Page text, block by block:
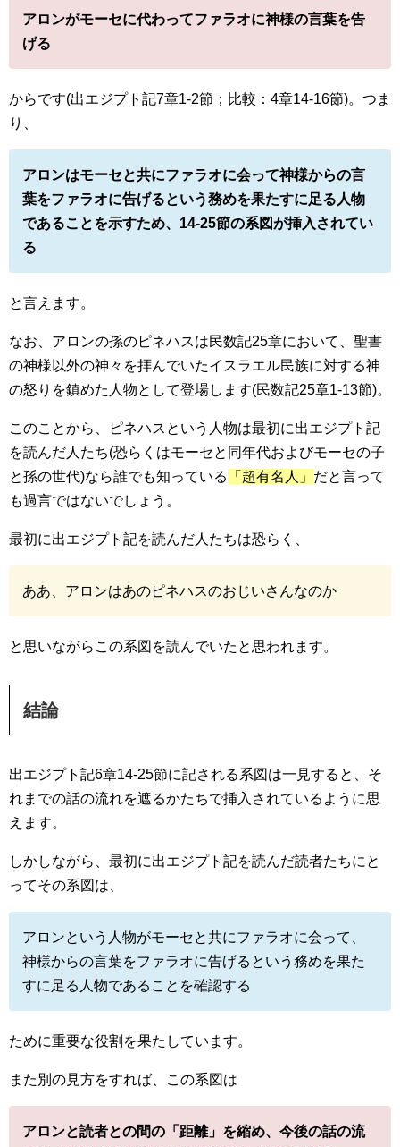
アロンがモーセに代わってファラオに神様の言葉を告
げる
からです(出エジプト記7章1-2節；比較：4章14-16節)。つま
り、
アロンはモーセと共にファラオに会って神様からの言
葉をファラオに告げるという務めを果たすに足る人物
であることを示すため、14-25節の系図が挿入されてい
る
と言えます。
なお、アロンの孫のピネハスは民数記25章において、聖書
の神様以外の神々を拝んでいたイスラエル民族に対する神
の怒りを鎮めた人物として登場します(民数記25章1-13節)。
このことから、ピネハスという人物は最初に出エジプト記
を読んだ人たち(恐らくはモーセと同年代およびモーセの子
と孫の世代)なら誰でも知っている
「超有名人」 だと言って
も過言ではないでしょう。
最初に出エジプト記を読んだ人たちは恐らく、
ああ、アロンはあのピネハスのおじいさんなのか
と思いながらこの系図を読んでいたと思われます。
結論
出エジプト記6章14-25節に記される系図は一見すると、そ
れまでの話の流れを遮るかたちで挿入されているように思
えます。
しかしながら、最初に出エジプト記を読んだ読者たちにと
ってその系図は、
アロンという人物がモーセと共にファラオに会って、
神様からの言葉をファラオに告げるという務めを果た
すに足る人物であることを確認する
ために重要な役割を果たしています。
また別の見方をすれば、この系図は
アロンと読者との間の「距離」を縮め、今後の話の流